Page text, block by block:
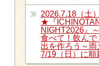
2026.7.18（土
★『ICHINOTANI
NIGHT2026』
食べて！飲んで
出を作ろう～雨
7/19（日）に順